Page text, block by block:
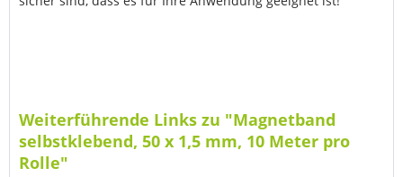
Weiterführende Links zu "Magnetband
selbstklebend, 50 x 1,5 mm, 10 Meter pro
Rolle"